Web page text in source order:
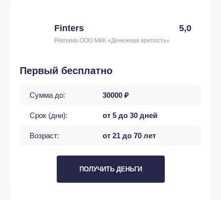
Finters 5,0
Реклама ООО МКК «Денежная крепость»
Первый бесплатно
Сумма до: 30000 ₽
Срок (дни): от 5 до 30 дней
Возраст: от 21 до 70 лет
ПОЛУЧИТЬ ДЕНЬГИ